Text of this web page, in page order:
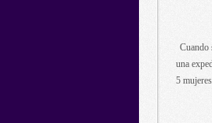
Cuando
una
5